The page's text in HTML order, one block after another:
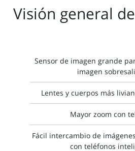
Visión general
Sensor de imagen grande
imagen
Lentes y cuerpos más
Mayor zoom con
Fácil intercambio de
con teléfonos